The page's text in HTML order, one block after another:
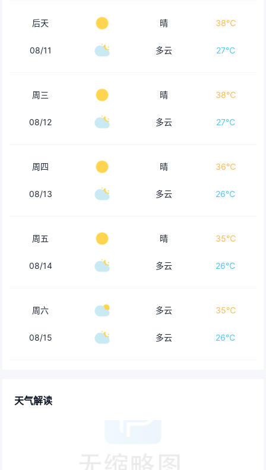
后天 晴 38℃
08/11 多云 27℃
周三 晴 38℃
08/12 多云 27℃
周四 晴 36℃
08/13 多云 26℃
周五 晴 35℃
08/14 多云 26℃
周六 多云 35℃
08/15 多云 26℃
天气解读